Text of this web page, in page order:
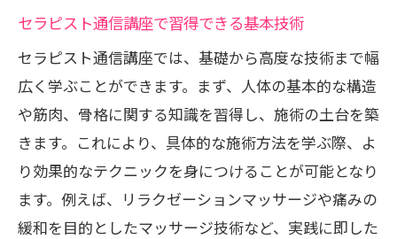
セラピスト通信講座がもたらす将来のキ
セラピスト通信講座を選ぶことで得られ
る職業の安定性
セラピスト通信講座が築く未来のステッ
プ
セラピスト通信講座で次のステップへ進むた
めのヒント
セラピスト通信講座で習得できる基本技術
セラピスト通信講座では、基礎から高度な技術まで幅
広く学ぶことができます。まず、人体の基本的な構造
や筋肉、骨格に関する知識を習得し、施術の土台を築
きます。これにより、具体的な施術方法を学ぶ際、よ
り効果的なテクニックを身につけることが可能となり
ます。例えば、リラクゼーションマッサージや痛みの
緩和を目的としたマッサージ技術など、実践に即した